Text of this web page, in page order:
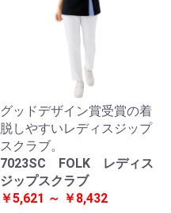
グッドデザイン賞受賞の着
脱しやすいレディスジップ
スクラブ。
7023SC FOLK レディス
ジップスクラブ
￥5,621 ～ ￥8,432